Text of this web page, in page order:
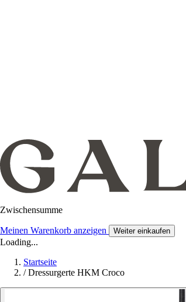
Zwischensumme
Meinen Warenkorb anzeigen Weiter einkaufen
Loading...
Startseite
/ Dressurgerte HKM Croco